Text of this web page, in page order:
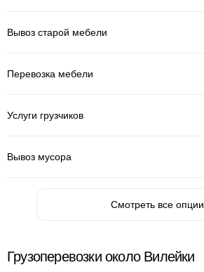
Вывоз старой мебели
Перевозка мебели
Услуги грузчиков
Вывоз мусора
Смотреть все опции
Грузоперевозки около Вилейки